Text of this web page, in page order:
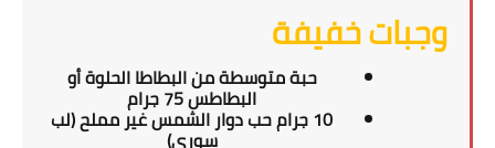
وجبات خفيفة
حبة متوسطة من البطاطا الحلوةأو
البطاطس5 جرام
10 جرام حب دوار الشمس غير مملح (لب
سوري)